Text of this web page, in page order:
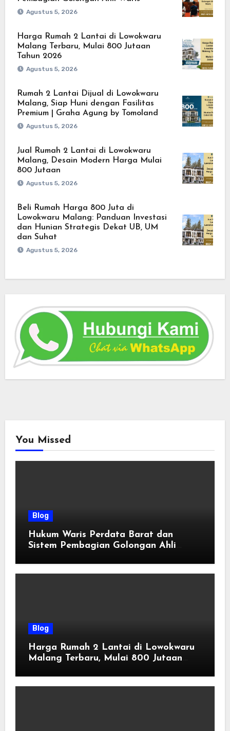
Agustus 5, 2026
Harga Rumah 2 Lantai di Lowokwaru
Malang Terbaru, Mulai 800 Jutaan
Tahun 2026
Agustus 5, 2026
Rumah 2 Lantai Dijual di Lowokwaru
Malang, Siap Huni dengan Fasilitas
Premium | Graha Agung by Tomoland
Agustus 5, 2026
Jual Rumah 2 Lantai di Lowokwaru
Malang, Desain Modern Harga Mulai
800 Jutaan
Agustus 5, 2026
Beli Rumah Harga 800 Juta di
Lowokwaru Malang: Panduan Investasi
dan Hunian Strategis Dekat UB, UM
dan Suhat
Agustus 5, 2026
You Missed
Blog
Hukum Waris Perdata Barat dan
Sistem Pembagian Golongan Ahli
Blog
Harga Rumah 2 Lantai di Lowokwaru
Malang Terbaru, Mulai 800 Jutaan